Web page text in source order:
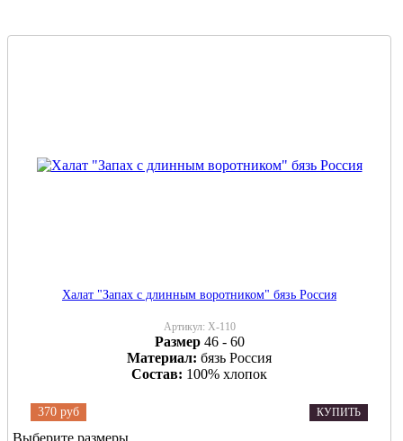
Халат "Запах с длинным воротником" бязь Россия
Артикул: Х-110
Размер 46 - 60
Материал: бязь Россия
Состав: 100% хлопок
370 руб КУПИТЬ
Выберите размеры